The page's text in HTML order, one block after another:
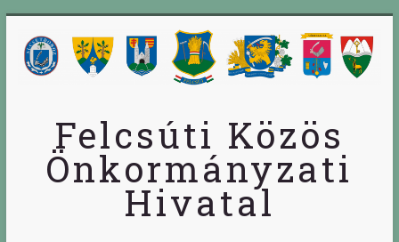
Felcsúti Közös
Önkormányzati
Hivatal